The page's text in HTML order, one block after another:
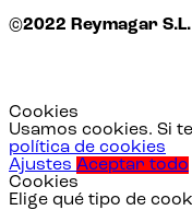
©2022 Reymagar S.L.
Cookies
Usamos cookies. Si
política de cookies
Ajustes Aceptar todo
Cookies
Elige qué tipo de